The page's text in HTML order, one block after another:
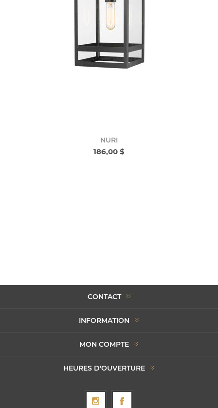
NURI
186,00 $
CONTACT
INFORMATION
MON COMPTE
HEURES D'OUVERTURE